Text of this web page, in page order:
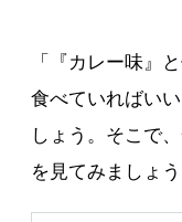
「『カレー味』
食べていればい
しょう。そこで
を見てみましょう